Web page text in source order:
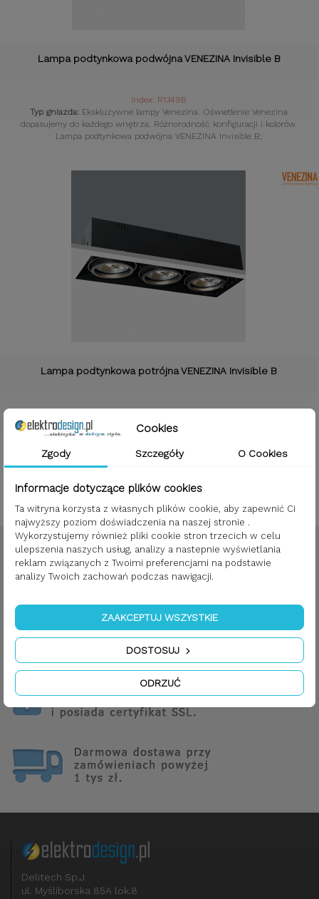
Lampa podtynkowa podwójna VENEZINA Invisible B
Index: R1349B
Typ gniazda: Ekskluzywne lampy Venezina. Oświetlenie Venezina
dopasujemy do każdego wnętrza. Różnorodność konfiguracji i kolorów.
Lampa podtynkowa podwójna VENEZINA Invisible B;
Lampa podtynkowa potrójna VENEZINA Invisible B
Typ gniazda:Ekskluzywne lampy Venezina. Oświetlenie Venezina
dopasujemy do każdego wnętrza. Różnorodność konfiguracji i kolorów.
Lampa podtynkowa potrójna VENEZINA Invisible B;
Showing 1 - 3 of 3 items
Delitech Sp.J.
ul. Myśliborska 85A lok.8
Cookies
Zgody Szczegóły O Cookies
Informacje dotyczące plików cookies
Ta witryna korzysta z własnych plików cookie, aby zapewnić Ci
najwyższy poziom doświadczenia na naszej stronie .
Wykorzystujemy również pliki cookie stron trzecich w celu
ulepszenia naszych usług, analizy a nastepnie wyświetlania
reklam związanych z Twoimi preferencjami na podstawie
analizy Twoich zachowań podczas nawigacji.
ODRZUĆ
DOSTOSUJ
ZAAKCEPTUJ WSZYSTKIE